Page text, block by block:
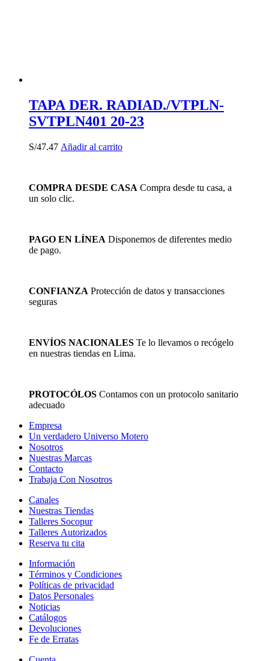
TAPA DER. RADIAD./VTPLN-
SVTPLN401 20-23
S/47.47 Añadir al carrito
COMPRA DESDE CASA Compra desde tu casa, a
un solo clic.
PAGO EN LÍNEA Disponemos de diferentes medio
de pago.
CONFIANZA Protección de datos y transacciones
seguras
ENVÍOS NACIONALES Te lo llevamos o recógelo
en nuestras tiendas en Lima.
PROTOCÓLOS Contamos con un protocolo sanitario
adecuado
Empresa
Un verdadero Universo Motero
Nosotros
Nuestras Marcas
Contacto
Trabaja Con Nosotros
Canales
Nuestras Tiendas
Talleres Socopur
Talleres Autorizados
Reserva tu cita
Información
Términos y Condiciones
Políticas de privacidad
Datos Personales
Noticias
Catálogos
Devoluciones
Fe de Erratas